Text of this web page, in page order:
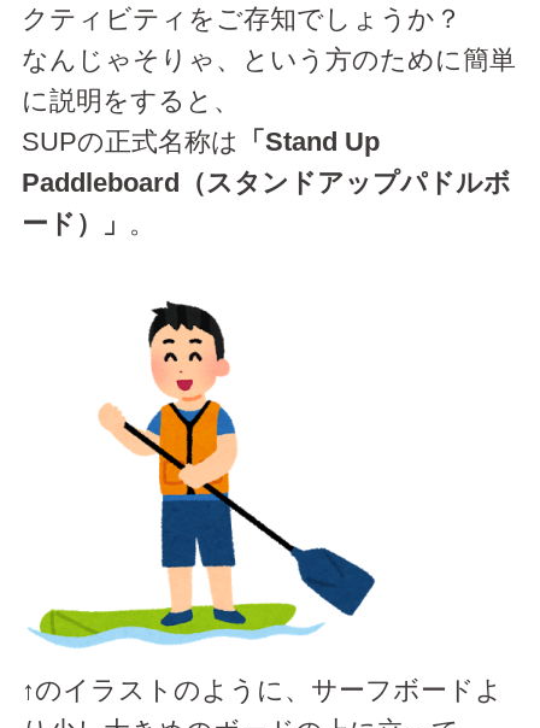
クティビティをご存知でしょうか？
なんじゃそりゃ、という方のために簡単
に説明をすると、
SUPの正式名称は
「Stand Up
Paddleboard（スタンドアップパドルボ
ード）」 。
↑のイラストのように、サーフボードよ